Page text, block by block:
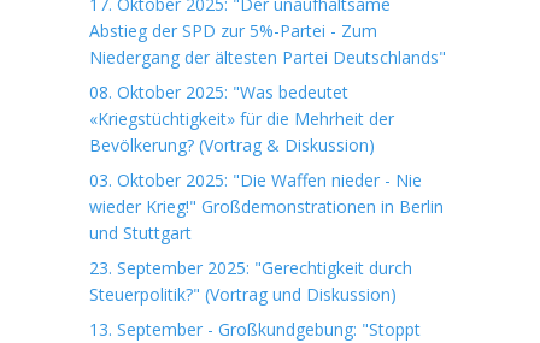
Abstieg der SPD zur 5%-Partei - Zum
Niedergang der ältesten Partei Deutschlands"
08. Oktober 2025: "Was bedeutet
«Kriegstüchtigkeit» für die Mehrheit der
Bevölkerung? (Vortrag & Diskussion)
03. Oktober 2025: "Die Waffen nieder - Nie
wieder Krieg!" Großdemonstrationen in Berlin
und Stuttgart
23. September 2025: "Gerechtigkeit durch
Steuerpolitik?" (Vortrag und Diskussion)
13. September - Großkundgebung: "Stoppt